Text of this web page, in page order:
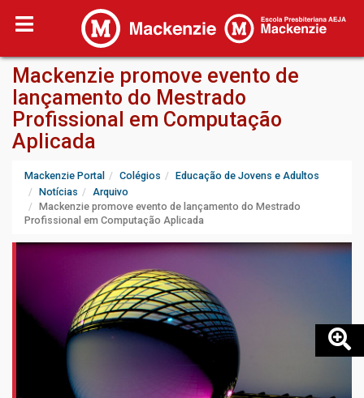
Mackenzie promove evento de
lançamento do Mestrado
Profissional em Computação
Aplicada
Mackenzie Portal Colégios
Educação de Jovens e Adultos
Notícias
Arquivo
Mackenzie promove evento de lançamento do Mestrado
Profissional em Computação Aplicada